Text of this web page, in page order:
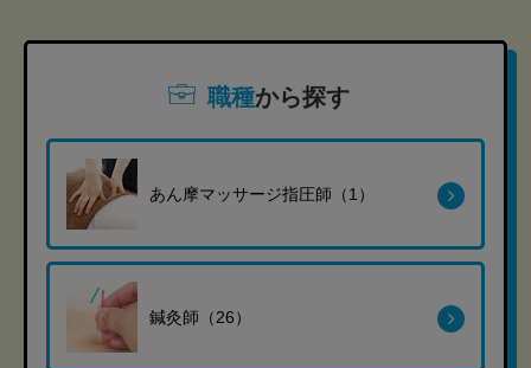
職種から探す
あん摩マッサージ指圧師（1）
鍼灸師（26）